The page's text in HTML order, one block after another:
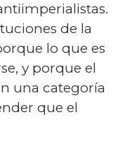
de la
lo que es
y porque el
una categoría
que el